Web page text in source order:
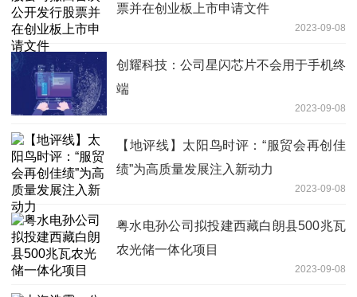
票并在创业板上市申请文件
2023-09-08
创耀科技：公司星闪芯片不会用于手机终
端
2023-09-08
【地评线】太阳鸟时评：“服贸会再创佳
绩”为高质量发展注入新动力
2023-09-08
粤水电孙公司拟投建西藏白朗县500兆瓦
农光储一体化项目
2023-09-08